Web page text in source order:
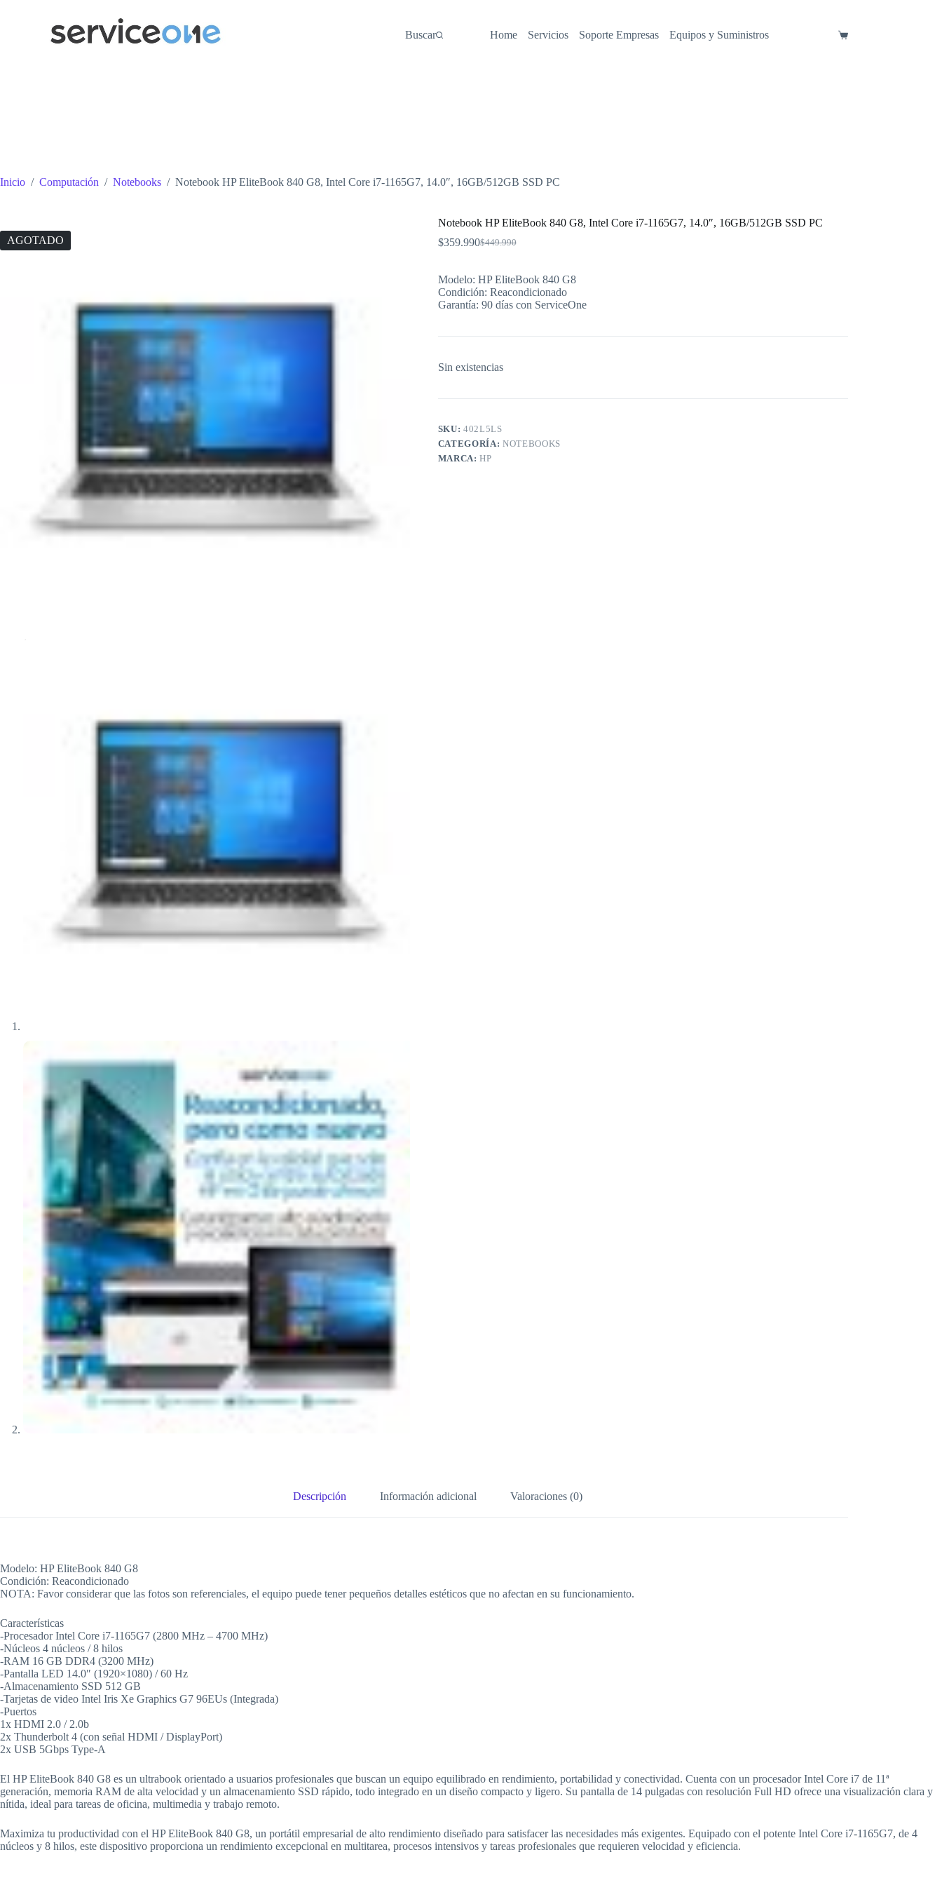
Buscar Home Servicios Soporte Empresas Equipos y Suministros
Carro
Inicio / Computación / Notebooks / Notebook HP EliteBook 840 G8, Intel Core i7-1165G7, 14.0″, 16GB/512GB SSD PC
AGOTADO
Notebook HP EliteBook 840 G8, Intel Core i7-1165G7, 14.0″, 16GB/512GB SSD PC
$449.990
El
original
era:
$449.990.
$359.990El
actual
es:
$359.990.
Modelo: HP EliteBook 840 G8
Condición: Reacondicionado
Garantía: 90 días con ServiceOne
Sin existencias
SKU:402L5LS
CATEGORÍA: NOTEBOOKS
MARCA:HP
Descripción Información adicional Valoraciones (0)
Modelo: HP EliteBook 840 G8
Condición: Reacondicionado
NOTA: Favor considerar que las fotos son referenciales, el equipo puede tener pequeños detalles estéticos que no afectan en su funcionamiento.
Características
-Procesador Intel Core i7-1165G7 (2800 MHz – 4700 MHz)
-Núcleos 4 núcleos / 8 hilos
-RAM 16 GB DDR4 (3200 MHz)
-Pantalla LED 14.0″ (1920×1080) / 60 Hz
-Almacenamiento SSD 512 GB
-Tarjetas de video Intel Iris Xe Graphics G7 96EUs (Integrada)
-Puertos
1x HDMI 2.0 / 2.0b
2x Thunderbolt 4 (con señal HDMI / DisplayPort)
2x USB 5Gbps Type-A
El HP EliteBook 840 G8 es un ultrabook orientado a usuarios profesionales que buscan un equipo equilibrado en rendimiento, portabilidad y conectividad. Cuenta con un procesador Intel Core i7 de 11ª
generación, memoria RAM de alta velocidad y un almacenamiento SSD rápido, todo integrado en un diseño compacto y ligero. Su pantalla de 14 pulgadas con resolución Full HD ofrece una visualización clara y
nítida, ideal para tareas de oficina, multimedia y trabajo remoto.
Maximiza tu productividad con el HP EliteBook 840 G8, un portátil empresarial de alto rendimiento diseñado para satisfacer las necesidades más exigentes. Equipado con el potente Intel Core i7-1165G7, de 4
núcleos y 8 hilos, este dispositivo proporciona un rendimiento excepcional en multitarea, procesos intensivos y tareas profesionales que requieren velocidad y eficiencia.